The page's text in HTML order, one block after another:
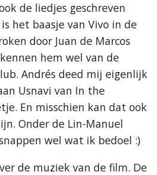
de liedjes geschreven
het baasje van Vivo in de
door Juan de Marcos
hem wel van de
Andrés deed mij eigenlijk
Usnavi van In the
En misschien kan dat ook
Onder de Lin-Manuel
wel wat ik bedoel :)
de muziek van de film. De